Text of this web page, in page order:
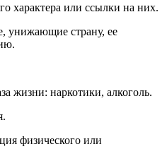
характера или ссылки на них.
унижающие страну, ее
жизни: наркотики, алкоголь.
физического или